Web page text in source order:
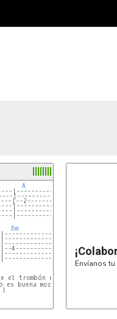
A
|--------------------|
|--------------------|
|--2-----------------|
|--------------------|
|--------------------|
|--------------------|
Bm
||
||
||
|--4-----------------||
|--------------------||
||
el trombón en la parte de:
Envíanos